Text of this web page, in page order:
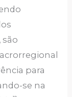
para
se na